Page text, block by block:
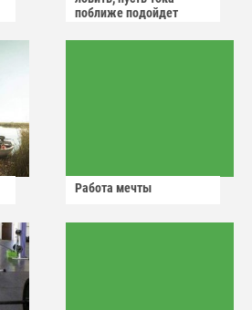
поближе подойдет
Работа мечты